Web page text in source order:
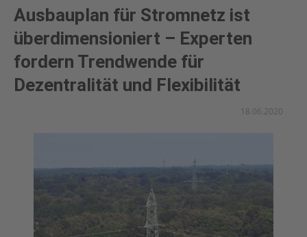
Ausbauplan für Stromnetz ist
überdimensioniert – Experten
fordern Trendwende für
Dezentralität und Flexibilität
18.06.2020